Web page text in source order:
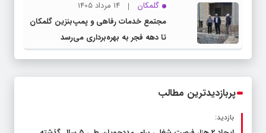
گلمکان
14 مرداد 1405
مجتمع خدمات رفاهی و پمپ‌بنزین گلمکان
تا دهه فجر به بهره‌برداری می‌رسد
پربازدیدترین مطالب
بازدید: